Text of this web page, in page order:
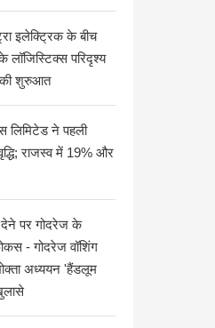
इलेक्ट्रिक के बीच
लॉजिस्टिक्स परिदृश्य
की शुरुआत
लिमिटेड ने पहली
राजस्व में 19% और
देने पर गोदरेज के
- गोदरेज वॉशिंग
अध्ययन 'हैंडलूम